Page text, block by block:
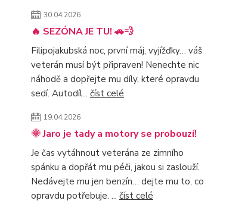
30.04.2026
🔥 SEZÓNA JE TU! 🚗💨
Filipojakubská noc, první máj, vyjížďky… váš
veterán musí být připraven! Nenechte nic
náhodě a dopřejte mu díly, které opravdu
sedí. Autodíl... číst celé
19.04.2026
🌞 Jaro je tady a motory se probouzí!
Je čas vytáhnout veterána ze zimního
spánku a dopřát mu péči, jakou si zaslouží.
Nedávejte mu jen benzín… dejte mu to, co
opravdu potřebuje. ... číst celé